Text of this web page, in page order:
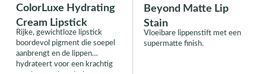
ColorLuxe Hydrating
Cream Lipstick
Rijke, gewichtloze lipstick
boordevol pigment die soepel
aanbrengt en de lippen
hydrateert voor een krachtig
Beyond Matte Lip
Stain
Vloeibare lippenstift met een
supermatte finish.